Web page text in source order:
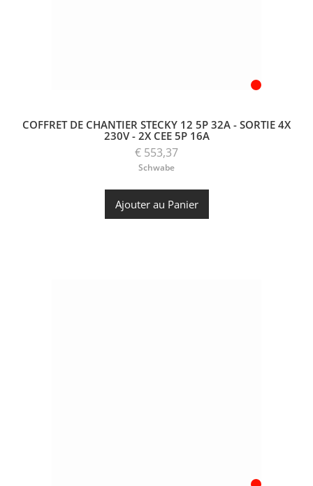
COFFRET DE CHANTIER STECKY 12 5P 32A - SORTIE 4X
230V - 2X CEE 5P 16A
€ 553,37
Schwabe
Ajouter au Panier